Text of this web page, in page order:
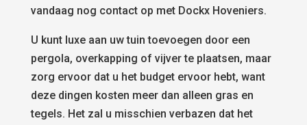
vandaag nog contact op met Dockx Hoveniers.
U kunt luxe aan uw tuin toevoegen door een
pergola, overkapping of vijver te plaatsen, maar
zorg ervoor dat u het budget ervoor hebt, want
deze dingen kosten meer dan alleen gras en
tegels. Het zal u misschien verbazen dat het